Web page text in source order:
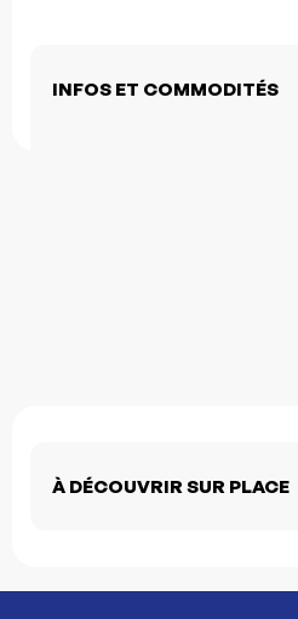
INFOS ET COMMODITÉS
À DÉCOUVRIR SUR PLACE